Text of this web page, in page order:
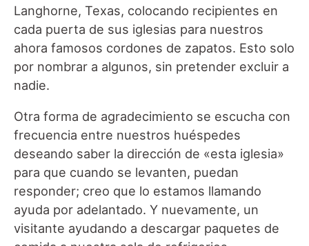
Langhorne, Texas, colocando recipientes en
cada puerta de sus iglesias para nuestros
ahora famosos cordones de zapatos. Esto solo
por nombrar a algunos, sin pretender excluir a
nadie.
Otra forma de agradecimiento se escucha con
frecuencia entre nuestros huéspedes
deseando saber la dirección de «esta iglesia»
para que cuando se levanten, puedan
responder; creo que lo estamos llamando
ayuda por adelantado. Y nuevamente, un
visitante ayudando a descargar paquetes de